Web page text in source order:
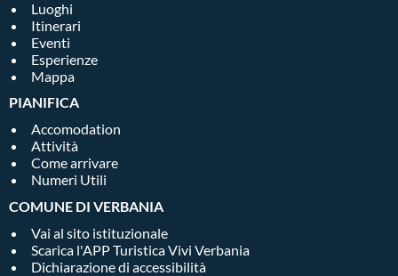
Luoghi
Itinerari
Eventi
Esperienze
Mappa
PIANIFICA
Accomodation
Attività
Come arrivare
Numeri Utili
COMUNE DI VERBANIA
Vai al sito istituzionale
Scarica l'APP Turistica Vivi Verbania
Dichiarazione di accessibilità